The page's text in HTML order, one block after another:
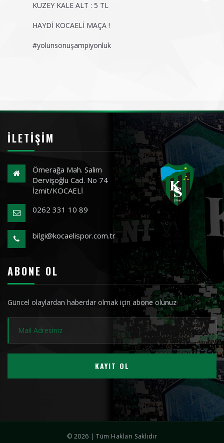
KUZEY KALE ALT : 5 TL
HAYDİ KOCAELİ MAÇA !
#yolunsonuşampiyonluk
İLETIŞIM
Ömerağa Mah. Salim
Dervişoğlu Cad. No 74
İzmit/KOCAELİ
0262 331 10 89
bilgi@kocaelispor.com.tr
ABONE OL
Güncel olaylardan haberdar olmak için abone olunuz
KAYIT OL
© 2026 | Tüm Hakları Saklıdır